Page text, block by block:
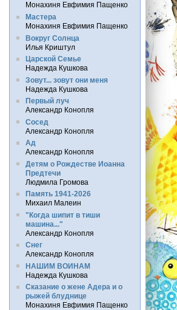
Монахиня Евфимия Пащенко
Мастера
Монахиня Евфимия Пащенко
Вокруг Солнца
Илья Криштул
Царской Семье
Надежда Кушкова
Зовут... зовут они меня
Надежда Кушкова
Первый луч
Александр Конопля
Сосед
Александр Конопля
Ад
Александр Конопля
Детям о Рождестве Иоанна
Предтечи
Людмила Громова
Память 1941-2026
Михаил Малеин
"Когда шипит в тиши
машина..."
Александр Конопля
Снег
Александр Конопля
НАШИМ ВОИНАМ
Надежда Кушкова
Сказание о жене Адера и о
рыжей блуднице
Монахиня Евфимия Пащенко